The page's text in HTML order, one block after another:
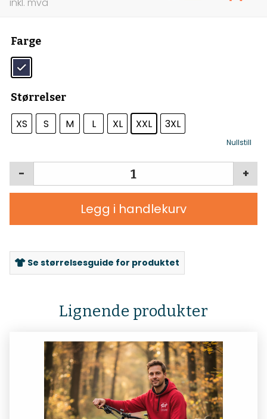
Farge
Størrelser
XS S M L XL XXL 3XL
Nullstill
+
-
Legg i handlekurv
Se størrelsesguide for produktet
Lignende produkter